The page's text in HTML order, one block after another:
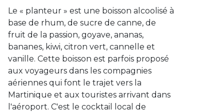
Le « planteur » est une boisson alcoolisé à
base de rhum, de sucre de canne, de
fruit de la passion, goyave, ananas,
bananes, kiwi, citron vert, cannelle et
vanille. Cette boisson est parfois proposé
aux voyageurs dans les compagnies
aériennes qui font le trajet vers la
Martinique et aux touristes arrivant dans
l'aéroport. C'est le cocktail local de